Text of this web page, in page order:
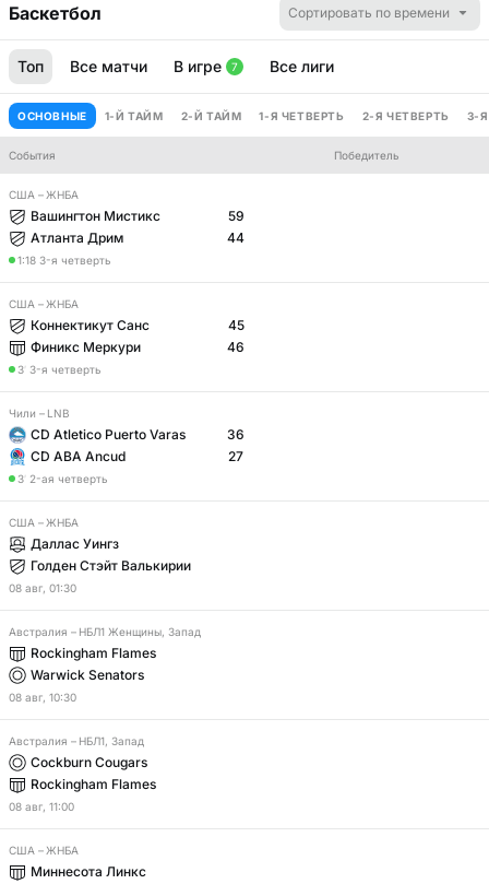
Баскетбол Сортировать по времени
Топ Все матчи В игре 7 Все лиги
ОСНОВНЫЕ 1-Й ТАЙМ 2-Й ТАЙМ 1-Я ЧЕТВЕРТЬ 2-Я ЧЕТВЕРТЬ 3-
События Победитель
США – ЖНБА
Вашингтон Мистикс
Атланта Дрим
1:18 3-я четверть
59
44
США – ЖНБА
Коннектикут Санс
Финикс Меркури
3′ 3-я четверть
45
46
Чили – LNB
CD Atletico Puerto Varas
CD ABA Ancud
3′ 2-ая четверть
36
27
США – ЖНБА
Даллас Уингз
Голден Стэйт Валькирии
08 авг, 01:30
Австралия – НБЛ1 Женщины, Запад
Rockingham Flames
Warwick Senators
08 авг, 10:30
Австралия – НБЛ1, Запад
Cockburn Cougars
Rockingham Flames
08 авг, 11:00
США – ЖНБА
Миннесота Линкс